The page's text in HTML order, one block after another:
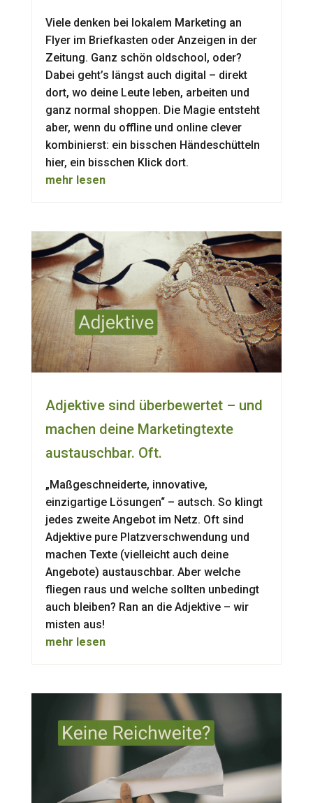
Viele denken bei lokalem Marketing an
Flyer im Briefkasten oder Anzeigen in der
Zeitung. Ganz schön oldschool, oder?
Dabei geht’s längst auch digital – direkt
dort, wo deine Leute leben, arbeiten und
ganz normal shoppen. Die Magie entsteht
aber, wenn du offline und online clever
kombinierst: ein bisschen Händeschütteln
hier, ein bisschen Klick dort.
mehr lesen
Adjektive sind überbewertet – und
machen deine Marketingtexte
austauschbar. Oft.
„Maßgeschneiderte, innovative,
einzigartige Lösungen“ – autsch. So klingt
jedes zweite Angebot im Netz. Oft sind
Adjektive pure Platzverschwendung und
machen Texte (vielleicht auch deine
Angebote) austauschbar. Aber welche
fliegen raus und welche sollten unbedingt
auch bleiben? Ran an die Adjektive – wir
misten aus!
mehr lesen